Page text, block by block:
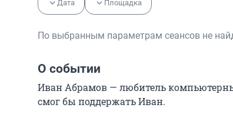
Дата Площадка
По выбранным параметрам сеансов не
О событии
Иван Абрамов — любитель
смог бы поддержать Иван.